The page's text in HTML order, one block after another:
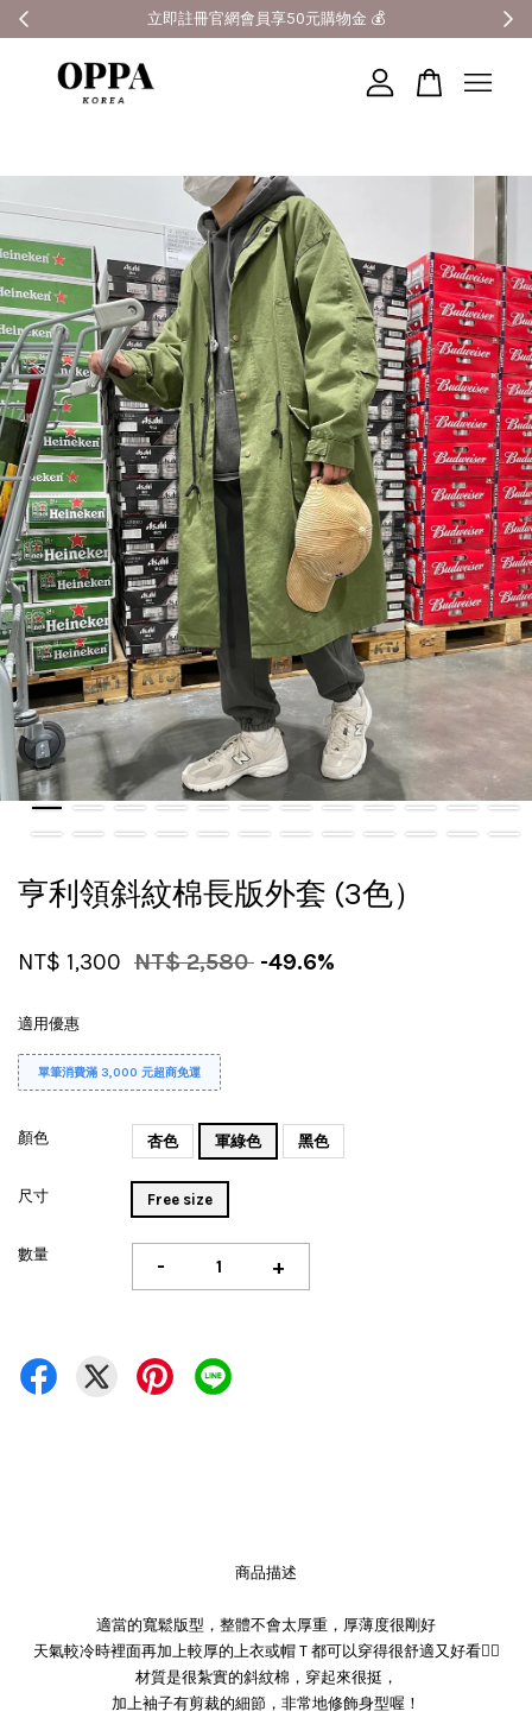
全館滿3000元超商免運 🚚
亨利領斜紋棉長版外套 (3色）
NT$ 1,300 NT$ 2,580 -49.6%
適用優惠
單筆消費滿 3,000 元超商免運
顏色 杏色 軍綠色 黑色
尺寸 Free size
數量 - +
商品描述
適當的寬鬆版型，整體不會太厚重，厚薄度很剛好
天氣較冷時裡面再加上較厚的上衣或帽Ｔ都可以穿得很舒適又好看👍🏻
材質是很紮實的斜紋棉，穿起來很挺，
加上袖子有剪裁的細節，非常地修飾身型喔！
繼續購物